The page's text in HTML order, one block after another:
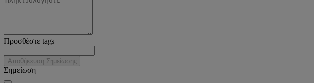
Προσθέστε tags
Αποθήκευση Σημείωσης
Σημείωση